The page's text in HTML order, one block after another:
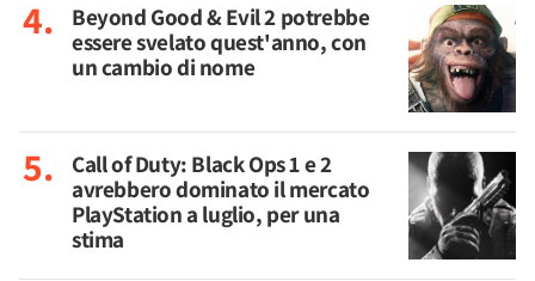
Beyond Good & Evil 2 potrebbe
essere svelato quest'anno, con
un cambio di nome
Call of Duty: Black Ops 1 e 2
avrebbero dominato il mercato
PlayStation a luglio, per una
stima